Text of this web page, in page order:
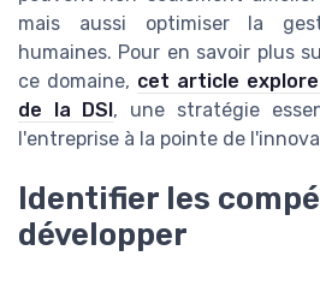
mais aussi optimiser la
humaines. Pour en savoir plus
ce domaine, cet article
de la DSI, une stratégie
l'entreprise à la pointe de
Identifier les
développer